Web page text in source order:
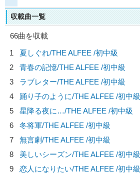
収載曲一覧
66曲を収載
1
夏しぐれ/THE ALFEE /初中級
2
青春の記憶/THE ALFEE /初中級
3
ラブレター/THE ALFEE /初中級
4
踊り子のように/THE ALFEE /初中級
5
星降る夜に…/THE ALFEE /初中級
6
冬将軍/THE ALFEE /初中級
7
無言劇/THE ALFEE /初中級
8
美しいシーズン/THE ALFEE /初中級
9
恋人になりたい/THE ALFEE /初中級